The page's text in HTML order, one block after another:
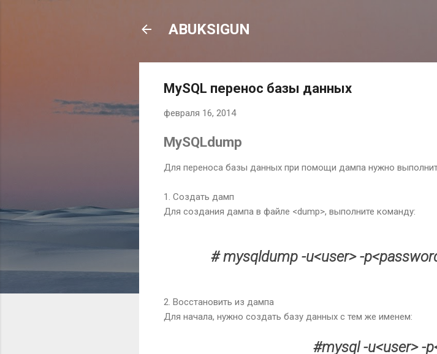
ABUKSIGUN
MySQL перенос базы данных
февраля 16, 2014
MySQLdump
Для переноса базы данных при помощи дампа нужно
1. Создать дамп
Для создания дампа в файле <dump>, выполните команду:
# mysqldump -u<user> -
2. Восстановить из дампа
Для начала, нужно создать базу данных с тем же именем:
#mysql -u<user> -